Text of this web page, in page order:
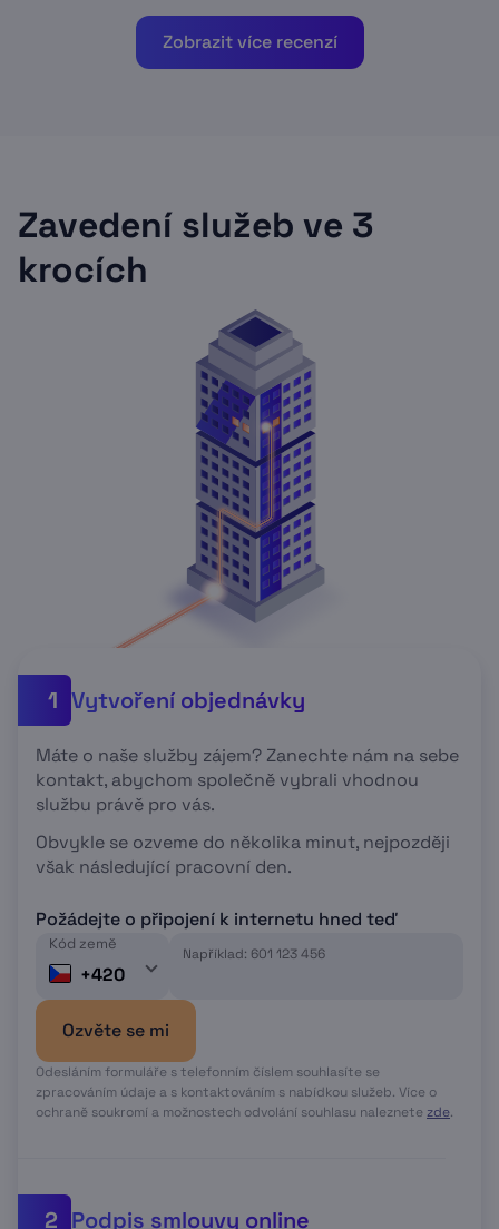
Zobrazit více recenzí
Zavedení služeb ve 3
krocích
1 Vytvoření objednávky
Máte o naše služby zájem? Zanechte nám na sebe
kontakt, abychom společně vybrali vhodnou
službu právě pro vás.
Obvykle se ozveme do několika minut, nejpozději
však následující pracovní den.
Požádejte o připojení k internetu hned teď
Kód země
+420
Například: 601 123 456
Ozvěte se mi
Odesláním formuláře s telefonním číslem souhlasíte se
zpracováním údaje a s kontaktováním s nabídkou služeb. Více o
ochraně soukromí a možnostech odvolání souhlasu naleznete zde.
2 Podpis smlouvy online